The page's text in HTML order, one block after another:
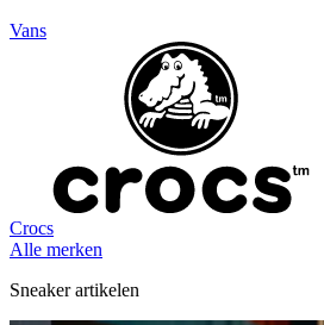
Vans
Crocs
Alle merken
Sneaker artikelen